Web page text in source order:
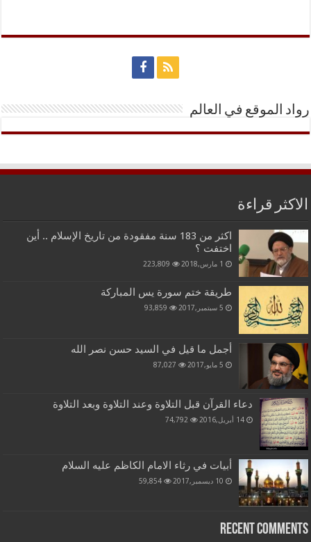
رواد الموقع في العالم
الاكثر قراءة
اكثر من 183 سنة مفقودة من تاريخ الإسلام .. أين
اختفت ؟
1 مارس,2018 223,809
طريقة ختم سورة يس المباركة
5 سبتمبر,2017 93,859
أجمل ما قيل في السيد حسن نصر الله
5 مايو,2017 87,027
دعاء القرآن قبل التلاوة وعند التلاوة وبعد التلاوة
14 أبريل,2016 74,792
أبيات في رثاء الامام الكاظم عليه السلام
10 ديسمبر,2017 59,854
Recent Comments